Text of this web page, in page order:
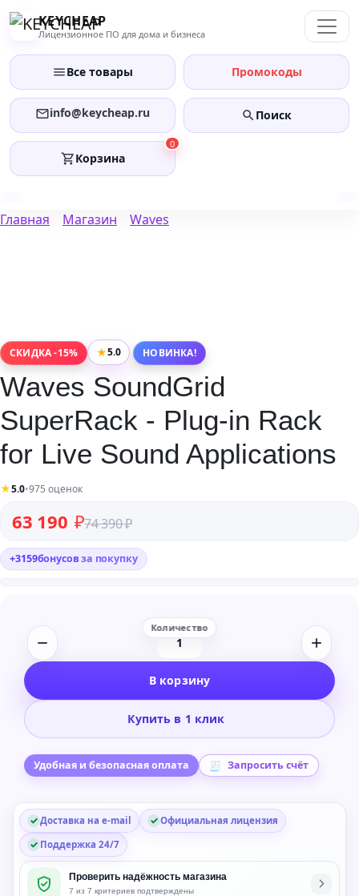
Перейти
KEYCHEAP
Лицензионное ПО для дома и бизнеса
Все товары Промокоды
info@keycheap.ru Поиск
0
Корзина
Главная Магазин Waves
СКИДКА -15% ★5.0 НОВИНКА!
Waves SoundGrid
SuperRack - Plug-in Rack
for Live Sound Applications
★5.0•975 оценок
74 390₽
Первоначальная цена составляла 74 390 ₽.
63 190 ₽
Текущая цена: 63 190 ₽.
+3159бонусовза покупку
Количество
Waves
SuperRack
Plug-
Rack
for
Sound
Applications
В корзину
Купить в 1 клик
Удобная и безопасная оплата Запросить счёт
Доставка на e-mail
Официальная лицензия
Поддержка 24/7
Проверить надёжность магазина
7 из 7 критериев подтверждены